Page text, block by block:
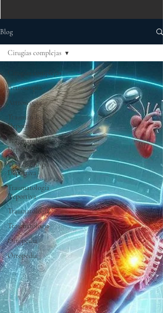
Blog
Cirugías complejas
Artroscopia
Artroscopia
Traumatología
Deportiva
Traumatología
Deportiva
Traumatología
Deportiva
Traumatología
Deportiva
Traumatología
Traumatología
Ortopedia
Ortopedia
Cirugías complejas